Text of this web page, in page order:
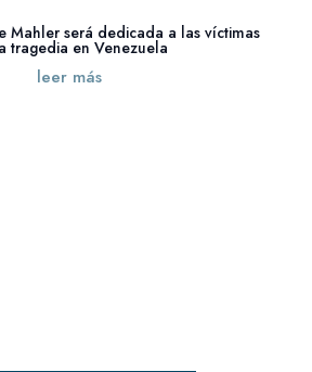
Mahler será dedicada a las víctimas
tragedia en Venezuela
leer más